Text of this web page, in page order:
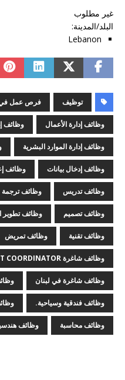
غير مطلوب
البلد/المدينة:
Lebanon
توظيف فرص عمل في
وظائف إدارة الأعمال وظائف
وظائف إدارة الموارد البشرية
وظائف إدخال بيانات وظائف
وظائف تدريس وظائف ترجمة
وظائف تصميم وظائف تطوير
وظائف تقنية وظائف تمريض
وظائف شاغرة PROJECT COORDINATOR
وظائف شاغرة في لبنان
وظائف فندقية وسياحية.
وظائف محاسبة وظائف